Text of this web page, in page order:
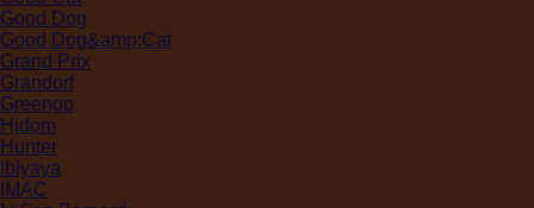
Good Dog
Good Dog&amp;Cat
Grand Prix
Grandorf
Greengo
Hidom
Hunter
Ibiyaya
IMAC